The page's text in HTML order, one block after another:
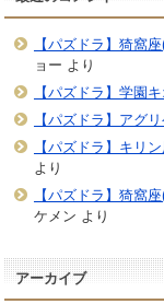
【パズドラ】猗窩
ョー より
【パズドラ】学園
【パズドラ】アグ
【パズドラ】キリ
より
【パズドラ】猗窩
ケメン より
アーカイブ